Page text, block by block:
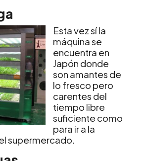
Esta vez sí la
máquina se
encuentra en
Japón donde
son amantes de
lo fresco pero
carentes del
tiempo libre
suficiente como
para ir a la
supermercado.